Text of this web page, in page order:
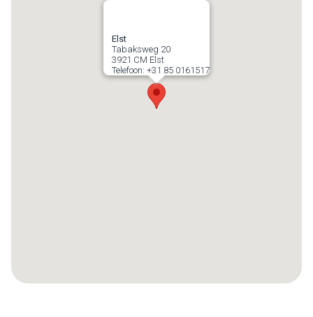
Elst
Tabaksweg 20
3921 CM Elst
Telefoon: +31 85 0161517